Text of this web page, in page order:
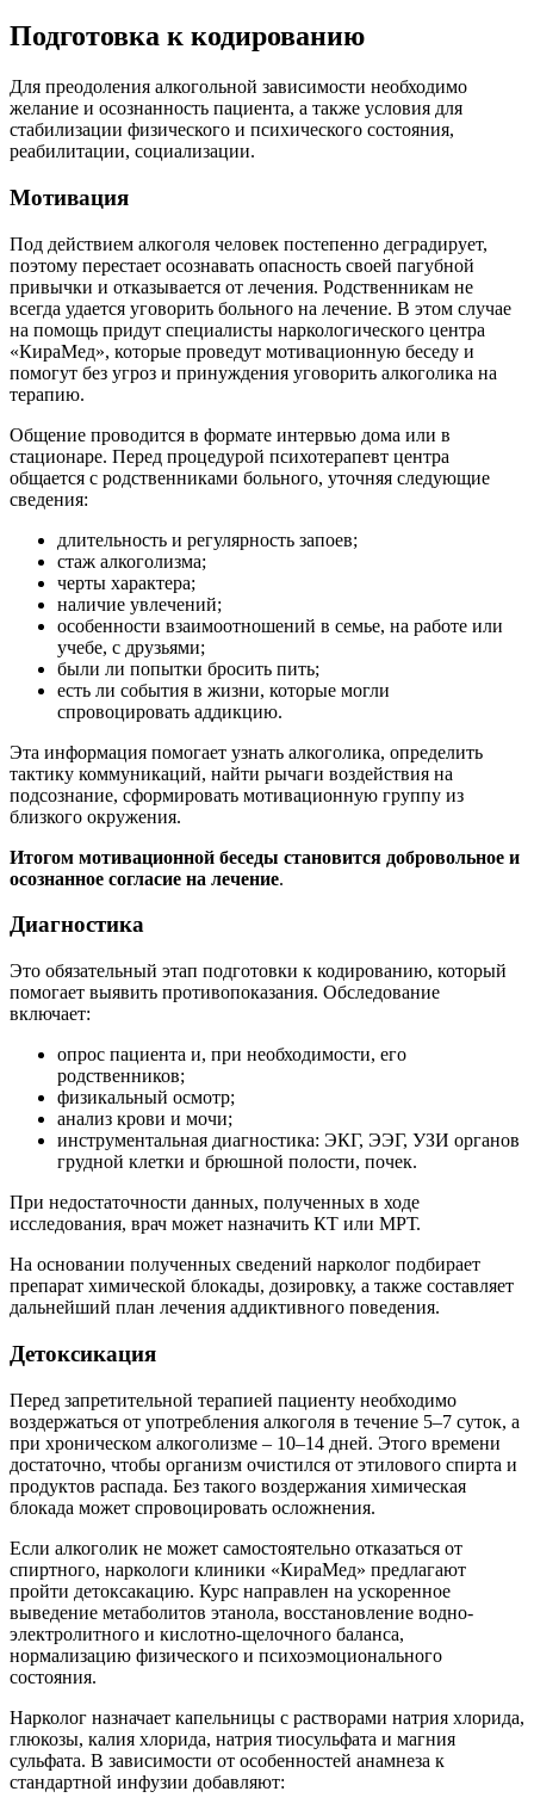
Подготовка к кодированию
Для преодоления алкогольной зависимости необходимо
желание и осознанность пациента, а также условия для
стабилизации физического и психического состояния,
реабилитации, социализации.
Мотивация
Под действием алкоголя человек постепенно деградирует,
поэтому перестает осознавать опасность своей пагубной
привычки и отказывается от лечения. Родственникам не
всегда удается уговорить больного на лечение. В этом случае
на помощь придут специалисты наркологического центра
«КираМед», которые проведут мотивационную беседу и
помогут без угроз и принуждения уговорить алкоголика на
терапию.
Общение проводится в формате интервью дома или в
стационаре. Перед процедурой психотерапевт центра
общается с родственниками больного, уточняя следующие
сведения:
длительность и регулярность запоев;
стаж алкоголизма;
черты характера;
наличие увлечений;
особенности взаимоотношений в семье, на работе или
учебе, с друзьями;
были ли попытки бросить пить;
есть ли события в жизни, которые могли
спровоцировать аддикцию.
Эта информация помогает узнать алкоголика, определить
тактику коммуникаций, найти рычаги воздействия на
подсознание, сформировать мотивационную группу из
близкого окружения.
Итогом мотивационной беседы становится добровольное и
осознанное согласие на лечение.
Диагностика
Это обязательный этап подготовки к кодированию, который
помогает выявить противопоказания. Обследование
включает:
опрос пациента и, при необходимости, его
родственников;
физикальный осмотр;
анализ крови и мочи;
инструментальная диагностика: ЭКГ, ЭЭГ, УЗИ органов
грудной клетки и брюшной полости, почек.
При недостаточности данных, полученных в ходе
исследования, врач может назначить КТ или МРТ.
На основании полученных сведений нарколог подбирает
препарат химической блокады, дозировку, а также составляет
дальнейший план лечения аддиктивного поведения.
Детоксикация
Перед запретительной терапией пациенту необходимо
воздержаться от употребления алкоголя в течение 5–7 суток, а
при хроническом алкоголизме – 10–14 дней. Этого времени
достаточно, чтобы организм очистился от этилового спирта и
продуктов распада. Без такого воздержания химическая
блокада может спровоцировать осложнения.
Если алкоголик не может самостоятельно отказаться от
спиртного, наркологи клиники «КираМед» предлагают
пройти детоксакацию. Курс направлен на ускоренное
выведение метаболитов этанола, восстановление водно-
электролитного и кислотно-щелочного баланса,
нормализацию физического и психоэмоционального
состояния.
Нарколог назначает капельницы с растворами натрия хлорида,
глюкозы, калия хлорида, натрия тиосульфата и магния
сульфата. В зависимости от особенностей анамнеза к
стандартной инфузии добавляют: